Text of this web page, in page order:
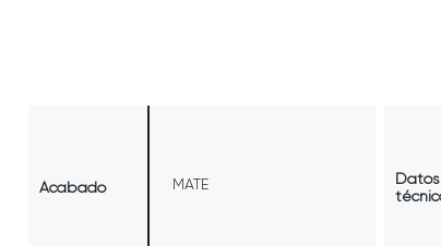
Acabado MATE
Datos